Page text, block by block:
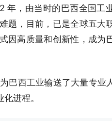
年，由当时的巴西全国工
题，目前，已是全球五大
因高质量和创新性，成为
巴西工业输送了大量专业
进程。